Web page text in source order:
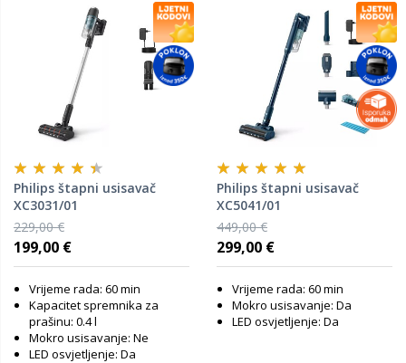
Philips štapni usisavač
XC3031/01
229,00 €
199,00 €
Vrijeme rada: 60 min
Kapacitet spremnika za
prašinu: 0.4 l
Mokro usisavanje: Ne
LED osvjetljenje: Da
Philips štapni usisavač
XC5041/01
449,00 €
299,00 €
Vrijeme rada: 60 min
Mokro usisavanje: Da
LED osvjetljenje: Da